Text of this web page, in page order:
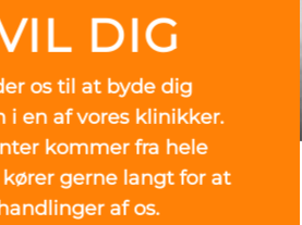
DIG
os til at byde dig
i en af vores klinikker.
kommer fra hele
gerne langt for at
af os.